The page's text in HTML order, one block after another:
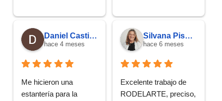
Daniel Castiglioni
hace 4 meses
Me hicieron una
estantería para la
Silvana Pissano
hace 6 meses
Excelente trabajo de
RODELARTE, preciso,